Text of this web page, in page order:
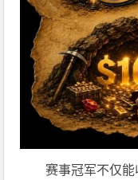
赛事冠军不仅